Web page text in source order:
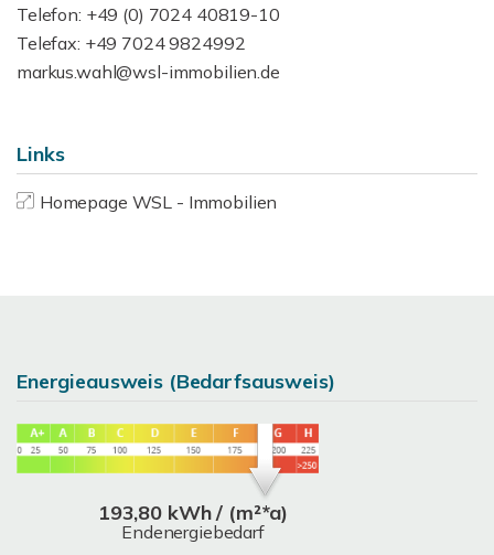
Telefon: +49 (0) 7024 40819-10
Telefax: +49 7024 9824992
markus.wahl@wsl-immobilien.de
Links
Homepage WSL - Immobilien
Energieausweis (Bedarfsausweis)
193,80 kWh / (m²*a)
Endenergiebedarf